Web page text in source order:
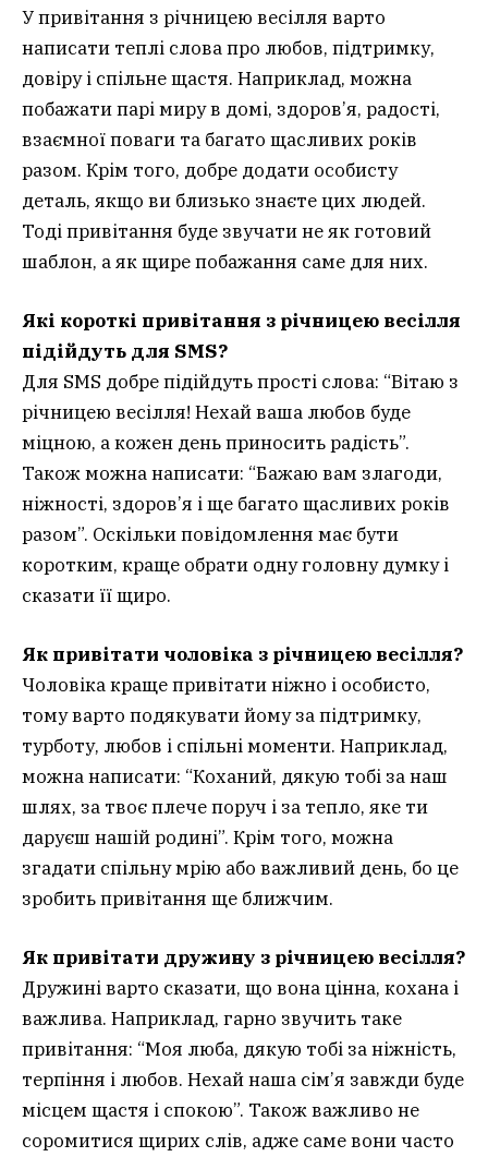
У привітання з річницею весілля варто
написати теплі слова про любов, підтримку,
довіру і спільне щастя. Наприклад, можна
побажати парі миру в домі, здоров’я, радості,
взаємної поваги та багато щасливих років
разом. Крім того, добре додати особисту
деталь, якщо ви близько знаєте цих людей.
Тоді привітання буде звучати не як готовий
шаблон, а як щире побажання саме для них.
Які короткі привітання з річницею весілля
підійдуть для SMS?
Для SMS добре підійдуть прості слова: “Вітаю з
річницею весілля! Нехай ваша любов буде
міцною, а кожен день приносить радість”.
Також можна написати: “Бажаю вам злагоди,
ніжності, здоров’я і ще багато щасливих років
разом”. Оскільки повідомлення має бути
коротким, краще обрати одну головну думку і
сказати її щиро.
Як привітати чоловіка з річницею весілля?
Чоловіка краще привітати ніжно і особисто,
тому варто подякувати йому за підтримку,
турботу, любов і спільні моменти. Наприклад,
можна написати: “Коханий, дякую тобі за наш
шлях, за твоє плече поруч і за тепло, яке ти
даруєш нашій родині”. Крім того, можна
згадати спільну мрію або важливий день, бо це
зробить привітання ще ближчим.
Як привітати дружину з річницею весілля?
Дружині варто сказати, що вона цінна, кохана і
важлива. Наприклад, гарно звучить таке
привітання: “Моя люба, дякую тобі за ніжність,
терпіння і любов. Нехай наша сім’я завжди буде
місцем щастя і спокою”. Також важливо не
соромитися щирих слів, адже саме вони часто